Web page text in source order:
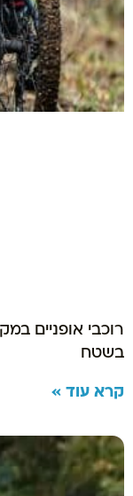
רוכבי אופניים
בשטח
קרא עוד »